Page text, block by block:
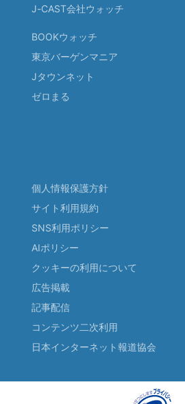
J-CAST会社ウォッチ
BOOKウォッチ
東京バーゲンマニア
Jタウンネット
ゼロまる
個人情報保護方針
サイト利用規約
SNS利用ポリシー
AIポリシー
クッキーの利用について
広告掲載
記事配信
コンテンツ二次利用
日本インターネット報道協会